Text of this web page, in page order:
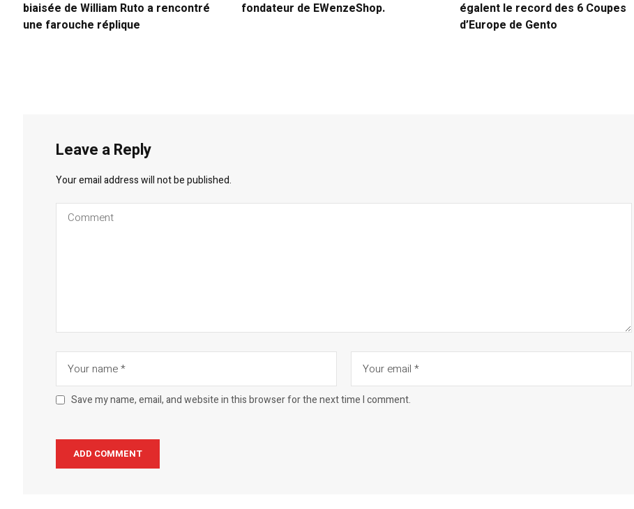
biaisée de William Ruto a rencontré
une farouche réplique
fondateur de EWenzeShop.
égalent le record des 6 Coupes
d’Europe de Gento
Leave a Reply
Your email address will not be published.
Save my name, email, and website in this browser for the next time I comment.